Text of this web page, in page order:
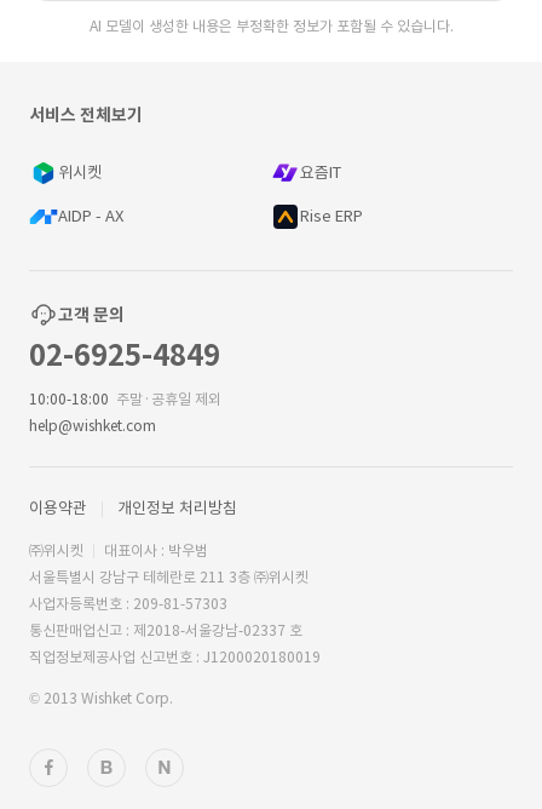
AI 모델이 생성한 내용은 부정확한 정보가 포함될 수 있습니다.
서비스 전체보기
위시켓 요즘IT
AIDP - AX Rise ERP
고객 문의
02-6925-4849
10:00-18:00 주말·공휴일 제외
help@wishket.com
이용약관 개인정보 처리방침
㈜위시켓
대표이사 : 박우범
서울특별시 강남구 테헤란로 211 3층 ㈜위시켓
사업자등록번호 : 209-81-57303
통신판매업신고 : 제2018-서울강남-02337 호
직업정보제공사업 신고번호 : J1200020180019
© 2013 Wishket Corp.